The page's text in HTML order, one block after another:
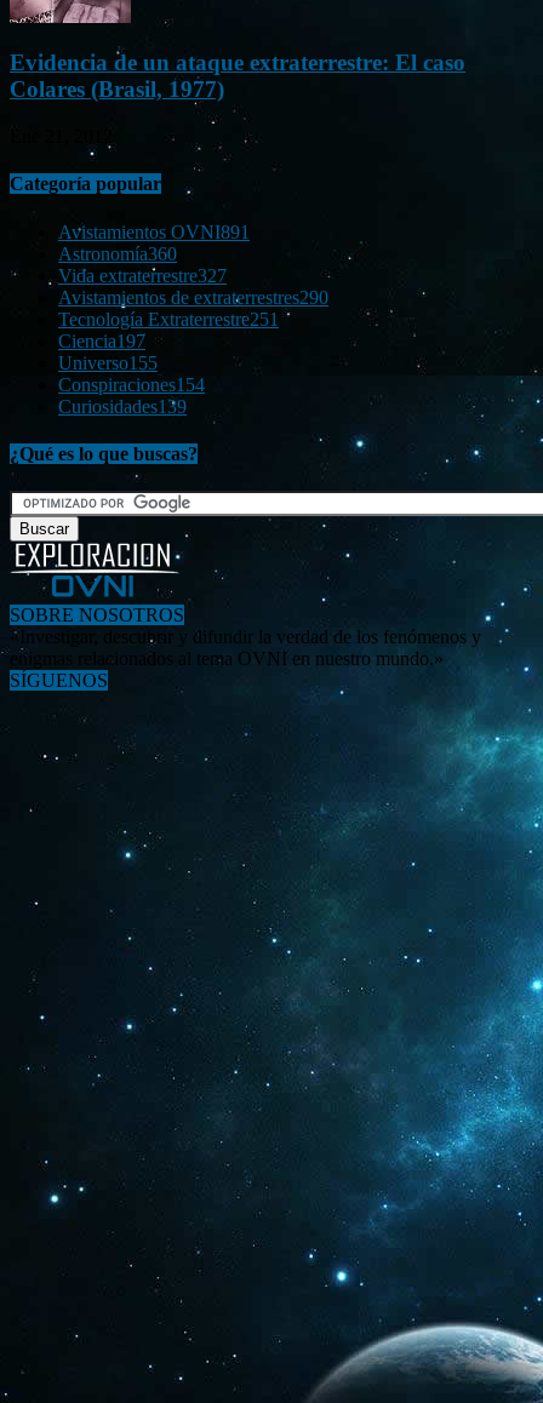
Evidencia de un ataque extraterrestre: El caso
Colares (Brasil, 1977)
Categoría popular
Avistamientos OVNI891
Astronomía360
Vida extraterrestre327
Avistamientos de extraterrestres290
Tecnología Extraterrestre251
Ciencia197
Universo155
Conspiraciones154
Curiosidades139
¿Qué es lo que buscas?
SOBRE NOSOTROS
«Investigar, descubrir y difundir la verdad de los fenómenos y
enigmas relacionados al tema OVNI en nuestro mundo.»
SÍGUENOS